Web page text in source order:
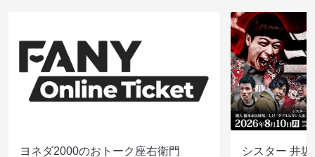
ヨネダ2000のおトーク座右衛門
シスター 井